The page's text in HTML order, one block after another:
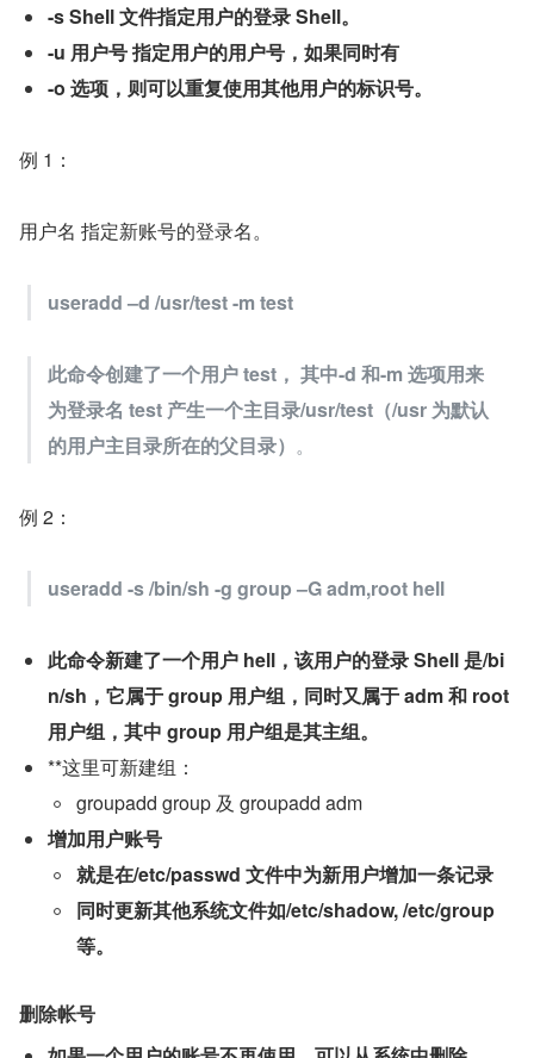
-s Shell 文件指定用户的登录 Shell。
-u 用户号 指定用户的用户号，如果同时有
-o 选项，则可以重复使用其他用户的标识号。
例 1：
用户名 指定新账号的登录名。
useradd –d /usr/test -m test
此命令创建了一个用户 test， 其中-d 和-m 选项用来
为登录名 test 产生一个主目录/usr/test（/usr 为默认
的用户主目录所在的父目录） 。
例 2：
useradd -s /bin/sh -g group –G adm,root hell
此命令新建了一个用户 hell，该用户的登录 Shell 是/bi
n/sh，它属于 group 用户组，同时又属于 adm 和 root
用户组，其中 group 用户组是其主组。
**这里可新建组：
groupadd group 及 groupadd adm
增加用户账号
就是在/etc/passwd 文件中为新用户增加一条记录
同时更新其他系统文件如/etc/shadow, /etc/group
等。
删除帐号